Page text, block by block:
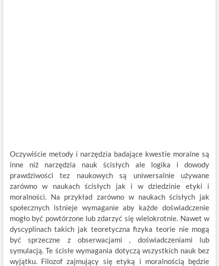
Oczywiście metody i narzędzia badające kwestie moralne są
inne niż narzędzia nauk ścisłych ale logika i dowody
prawdziwości tez naukowych są uniwersalnie używane
zarówno w naukach ścisłych jak i w dziedzinie etyki i
moralności. Na przykład zarówno w naukach ścisłych jak
społecznych istnieje wymaganie aby każde doświadczenie
mogło być powtórzone lub zdarzyć się wielokrotnie. Nawet w
dyscyplinach takich jak teoretyczna fizyka teorie nie mogą
być sprzeczne z obserwacjami , doświadczeniami lub
symulacją. Te ścisłe wymagania dotyczą wszystkich nauk bez
wyjątku. Filozof zajmujący się etyką i moralnością będzie